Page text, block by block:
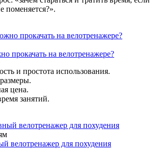
поменяется?».
прокачать на велотренажере?
и простота использования.
цена.
занятий.
велотренажер для похудения